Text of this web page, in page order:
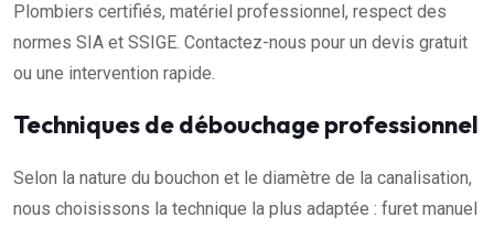
Plombiers certifiés, matériel professionnel, respect des
normes SIA et SSIGE. Contactez-nous pour un devis gratuit
ou une intervention rapide.
Techniques de débouchage professionnel
Selon la nature du bouchon et le diamètre de la canalisation,
nous choisissons la technique la plus adaptée : furet manuel